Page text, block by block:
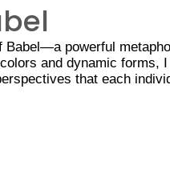
Babel—a powerful
and dynamic forms,
that each